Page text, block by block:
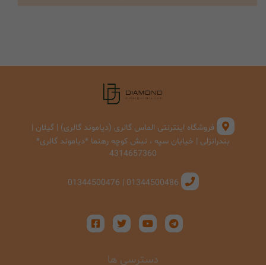
فروشگاه اینترنتی الماس گالری (دیاموند گالری) | گیلان |
بندرانزلی | خیابان سپه ، نبش کوچه رهنما *دیاموند گالری*
4314657360
01344500486 | 01344500476
دسترسی ها